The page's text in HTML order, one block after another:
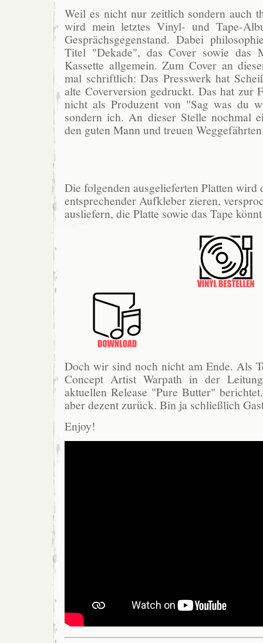
Weil es nicht nur zeitlich sondern auch
wird mein letztes Vinyl- und Tape-
Gesprächsgegenstand. Dabei
Titel "Dekade", das Cover sowie das
Kassette allgemein. Zum Cover an
mal schriftlich: Das Presswerk hat
alte Coverversion gedruckt. Das hat zur
nicht als Produzent von "Sag was du
sondern ich. An dieser Stelle nochmal
den guten Mann und treuen
Die folgenden ausgelieferten Platten wird
entsprechender Aufkleber zieren,
ausliefern, die Platte sowie das Tape
Doch wir sind noch nicht am Ende. Als
Concept Artist Warpath in der
aktuellen Release "Pure Butter"
aber dezent zurück. Bin ja schließlich
Enjoy!